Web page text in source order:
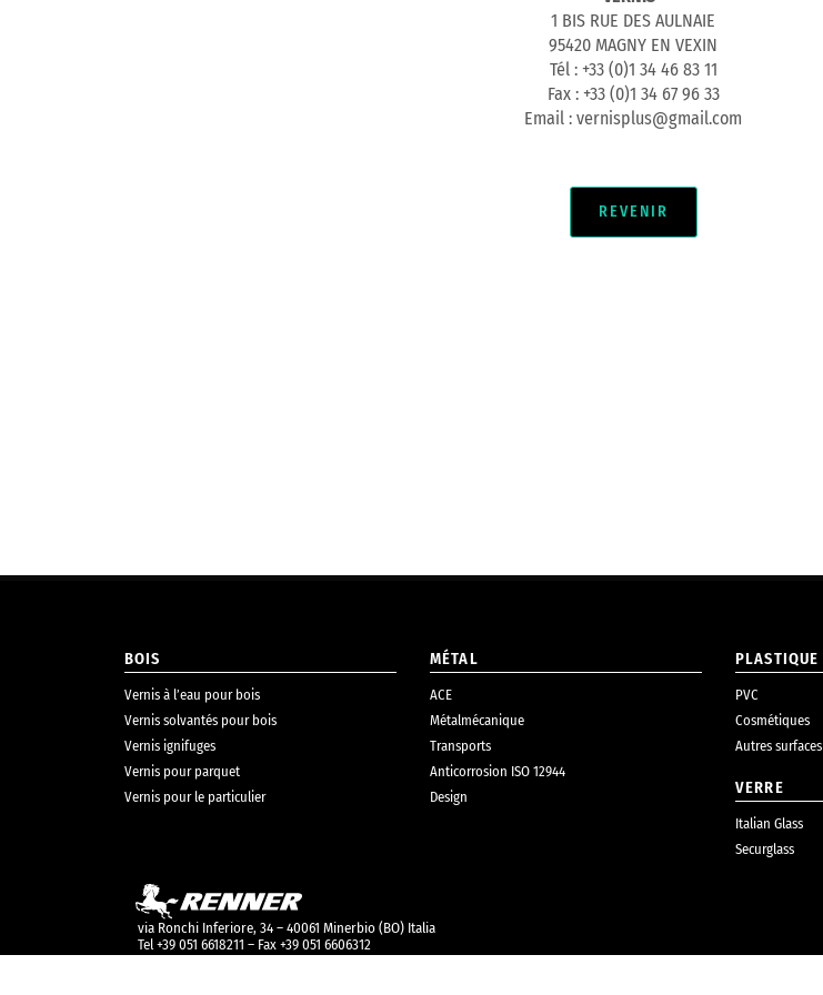
1 BIS RUE DES AULNAIE
95420 MAGNY EN VEXIN
Tél : +33 (0)1 34 46 83 11
Fax : +33 (0)1 34 67 96 33
Email : vernisplus@gmail.com
REVENIR
BOIS
Vernis à l’eau pour bois
Vernis solvantés pour bois
Vernis ignifuges
Vernis pour parquet
Vernis pour le particulier
MÉTAL
ACE
Métalmécanique
Transports
Anticorrosion ISO 12944
Design
PLASTIQUE
PVC
Cosmétiques
Autres surfaces
VERRE
Italian Glass
Securglass
via Ronchi Inferiore, 34 – 40061 Minerbio (BO) Italia
Tel +39 051 6618211 – Fax +39 051 6606312